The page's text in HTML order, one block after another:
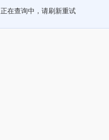
正在查询中，请刷新重试